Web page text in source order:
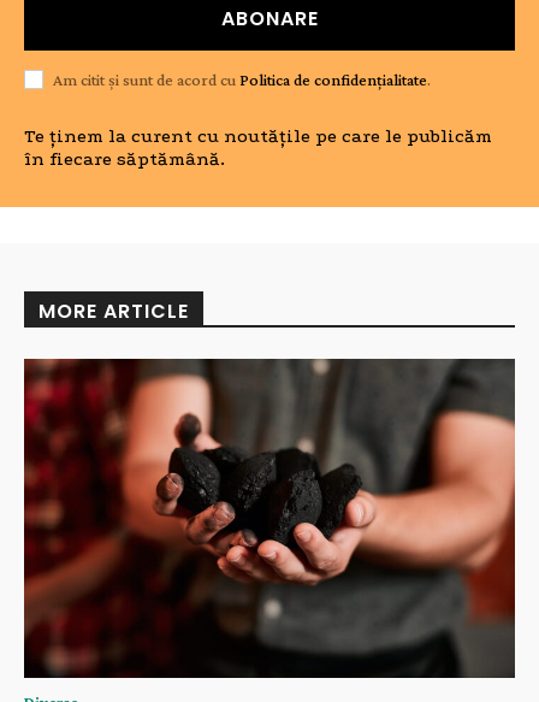
ABONARE
Am citit și sunt de acord cu Politica de confidențialitate.
Te ținem la curent cu noutățile pe care le publicăm
în fiecare săptămână.
MORE ARTICLE